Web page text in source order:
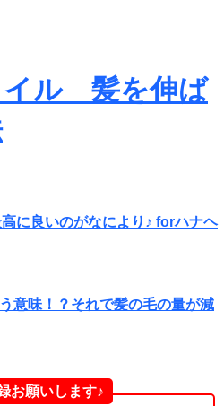
イル 髪を伸ば
に良いのがなにより♪ forハナヘ
意味！？それで髪の毛の量が減
お願いします♪